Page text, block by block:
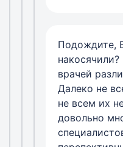
Подождите,
врачей
Далеко не
не всем их
довольно